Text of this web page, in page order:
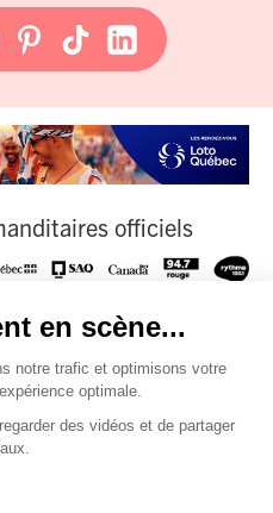
officiels
officiels
partenaires